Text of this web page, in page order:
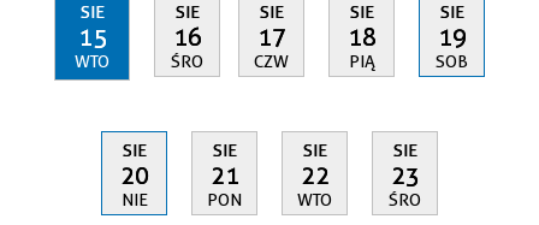
SIE
15
WTO
SIE
16
ŚRO
SIE
17
CZW
SIE
18
PIĄ
SIE
19
SOB
SIE
20
NIE
SIE
21
PON
SIE
22
WTO
SIE
23
ŚRO